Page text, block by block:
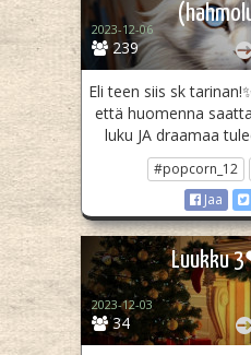
239
2023-12-06
Eli teen siis sk
että huomenna
luku JA draamaa
#popcorn_12
Jaa
Luukku
34
2023-12-03